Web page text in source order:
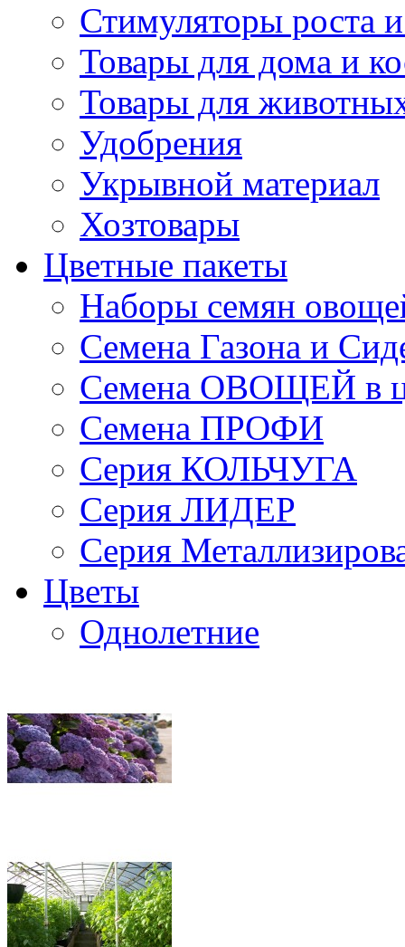
Стимуляторы роста и
Товары для дома и
Товары для
Удобрения
Укрывной материал
Хозтовары
Цветные пакеты
Наборы семян
Семена Газона и
Семена ОВОЩЕЙ в
Семена ПРОФИ
Серия КОЛЬЧУГА
Серия ЛИДЕР
Серия
Цветы
Однолетние